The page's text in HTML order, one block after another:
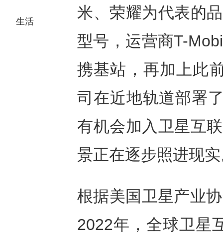
生活
米、荣耀为代表的
型号，运营商T-
携基站，再加上此
司在近地轨道部署
有机会加入卫星互
景正在逐步照进现
根据美国卫星产业
2022年，全球卫星